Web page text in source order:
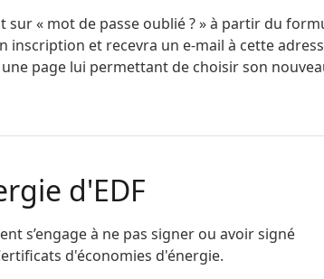
« mot de passe oublié ? » à partir du
inscription et recevra un e-mail à cette
page lui permettant de choisir son
d'EDF
s’engage à ne pas signer ou avoir signé
d'économies d'énergie.